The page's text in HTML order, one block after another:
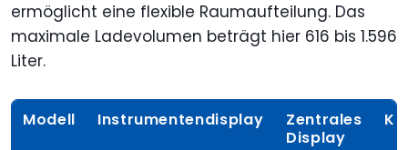
ermöglicht eine flexible Raumaufteilung. Das
maximale Ladevolumen beträgt hier 616 bis 1.596
Liter.
Modell Instrumentendisplay
Zentrales
Display